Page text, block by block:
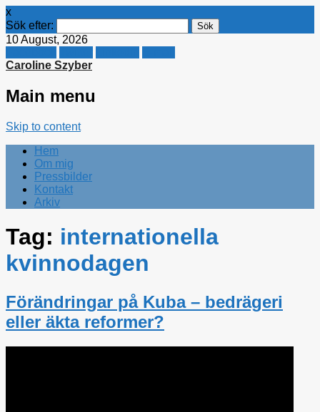
x
Sök efter:
10 August, 2026
Caroline Szyber
Main menu
Skip to content
Hem
Om mig
Pressbilder
Kontakt
Arkiv
Tag: internationella
kvinnodagen
Förändringar på Kuba – bedrägeri
eller äkta reformer?